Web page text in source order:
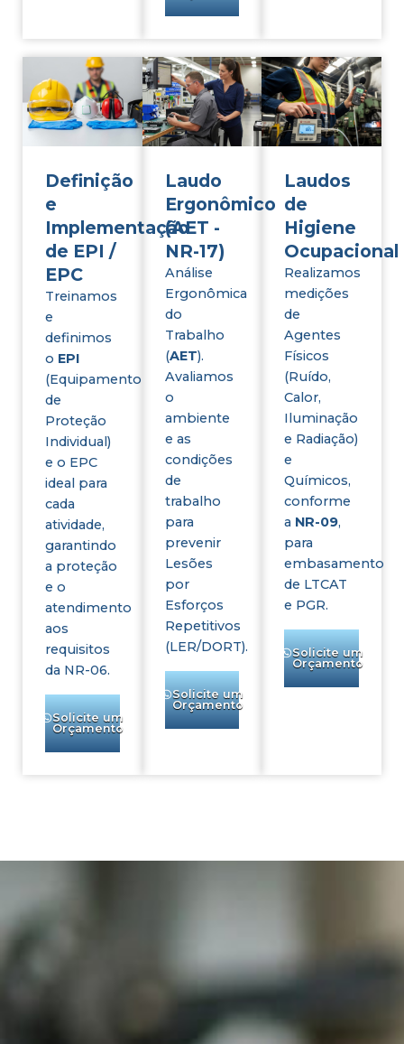
Definição
e
Implementação
de EPI /
EPC
Treinamos
e
definimos
o EPI
(Equipamento
de
Proteção
Individual)
e o EPC
ideal para
cada
atividade,
garantindo
a proteção
e o
atendimento
aos
requisitos
da NR-06.
Solicite um
Orçamento
Laudo
Ergonômico
(AET -
NR-17)
Análise
Ergonômica
do
Trabalho
(AET).
Avaliamos
o
ambiente
e as
condições
de
trabalho
para
prevenir
Lesões
por
Esforços
Repetitivos
(LER/DORT).
Solicite um
Orçamento
Laudos
de
Higiene
Ocupacional
Realizamos
medições
de
Agentes
Físicos
(Ruído,
Calor,
Iluminação
e Radiação)
e
Químicos,
conforme
a NR-09,
para
embasamento
de LTCAT
e PGR.
Solicite um
Orçamento